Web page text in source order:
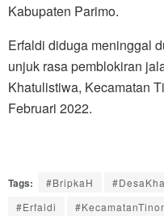
Kabupaten Parimo.
Erfaldi diduga meninggal
unjuk rasa pemblokiran
Khatulistiwa, Kecamatan
Februari 2022.
Tags: #BripkaH
#Erfaldi